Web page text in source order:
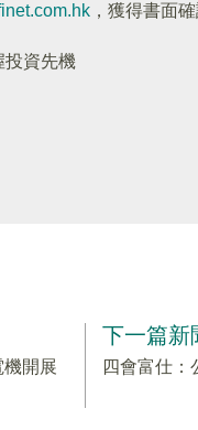
，獲得書面
投資先機
開展
下一篇新
四會富仕：